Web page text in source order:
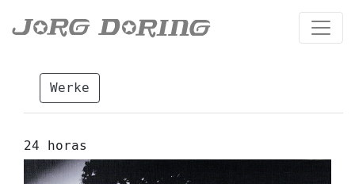
Werke
24 horas